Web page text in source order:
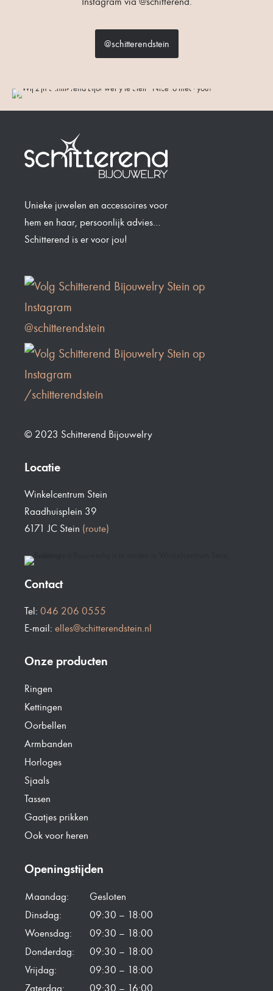
@schitterendstein
NICE TO
MEET YOU
Unieke juwelen en accessoires voor
hem en haar, persoonlijk advies…
Schitterend is er voor jou!
@schitterendstein
/schitterendstein
© 2023 Schitterend Bijouwelry
Locatie
Winkelcentrum Stein
Raadhuisplein 39
6171 JC Stein (route)
Contact
Tel: 046 206 0555
E-mail: elles@schitterendstein.nl
Onze producten
Ringen
Kettingen
Oorbellen
Armbanden
Horloges
Sjaals
Tassen
Gaatjes prikken
Ook voor heren
Openingstijden
Maandag:
Gesloten
Dinsdag:
09:30 – 18:00
Woensdag:
09:30 – 18:00
Donderdag:
09:30 – 18:00
Vrijdag:
09:30 – 18:00
Zaterdag:
09:30 – 16:00